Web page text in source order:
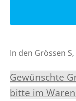
In den Grössen S,
Gewünschte
bitte im